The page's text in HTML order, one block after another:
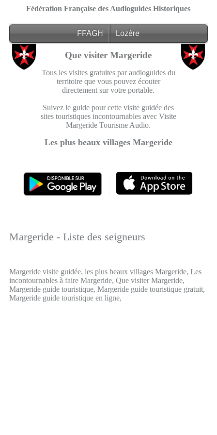
Fédération Française des Audioguides Historiques
FFAGH Lozère
Que visiter Margeride
Tous les visites gratuites par audioguides du
territoire que vous pouvez écouter
directement sur votre portable.
Suivez le guide pour cette visite guidée des
sites touristiques incontournables avec Visite
Margeride Tourisme Audio.
Les plus beaux villages Margeride
Margeride - Liste des seigneurs
Margeride visite guidée, les plus beaux villages Margeride, Les
incontournables à faire Margeride, Que visiter Margeride,
Margeride guide touristique, Margeride guide touristique gratuit,
Margeride guide touristique en ligne,